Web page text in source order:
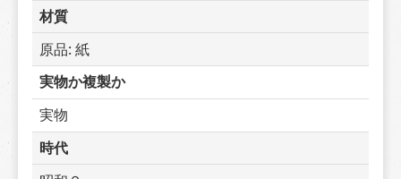
材質
原品: 紙
実物か複製か
実物
時代